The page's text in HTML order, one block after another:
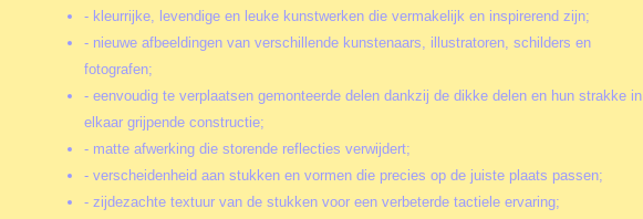
- kleurrijke, levendige en leuke kunstwerken die vermakelijk en inspirerend zijn;
- nieuwe afbeeldingen van verschillende kunstenaars, illustratoren, schilders en
fotografen;
- eenvoudig te verplaatsen gemonteerde delen dankzij de dikke delen en hun strakke in
elkaar grijpende constructie;
- matte afwerking die storende reflecties verwijdert;
- verscheidenheid aan stukken en vormen die precies op de juiste plaats passen;
- zijdezachte textuur van de stukken voor een verbeterde tactiele ervaring;